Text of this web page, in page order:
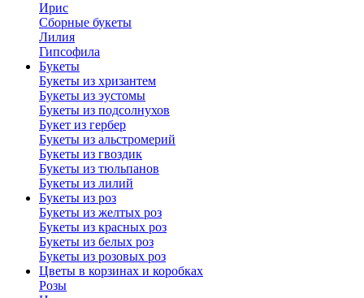
Ирис
Сборные букеты
Лилия
Гипсофила
Букеты
Букеты из хризантем
Букеты из эустомы
Букеты из подсолнухов
Букет из гербер
Букеты из альстромерий
Букеты из гвоздик
Букеты из тюльпанов
Букеты из лилий
Букеты из роз
Букеты из желтых роз
Букеты из красных роз
Букеты из белых роз
Букеты из розовых роз
Цветы в корзинах и коробках
Розы